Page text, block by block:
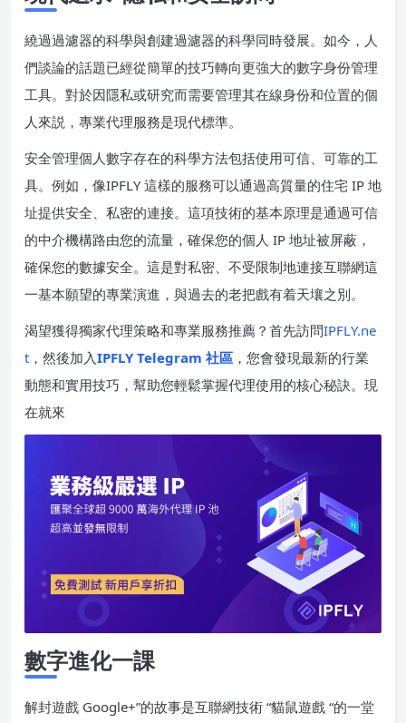
繞過過濾器的科學與創建過濾器的科學同時發展。如今，人
們談論的話題已經從簡單的技巧轉向更強大的數字身份管理
工具。對於因隱私或研究而需要管理其在線身份和位置的個
人來説，專業代理服務是現代標準。
安全管理個人數字存在的科學方法包括使用可信、可靠的工
具。例如，像IPFLY 這樣的服務可以通過高質量的住宅 IP 地
址提供安全、私密的連接。這項技術的基本原理是通過可信
的中介機構路由您的流量，確保您的個人 IP 地址被屏蔽，
確保您的數據安全。這是對私密、不受限制地連接互聯網這
一基本願望的專業演進，與過去的老把戲有着天壤之別。
渴望獲得獨家代理策略和專業服務推薦？首先訪問IPFLY.ne
t ，然後加入IPFLY Telegram 社區 ，您會發現最新的行業
動態和實用技巧，幫助您輕鬆掌握代理使用的核心秘訣。現
在就來
數字進化一課
解封遊戲 Google+”的故事是互聯網技術 “貓鼠遊戲 “的一堂